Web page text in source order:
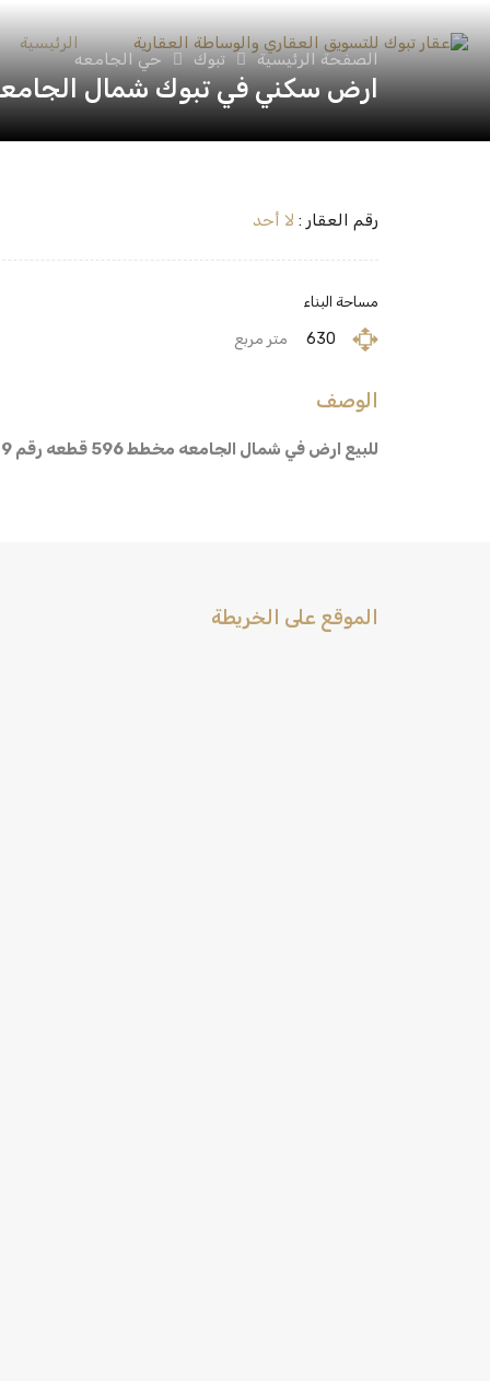
الرئيسية
الصفحة الرئيسية
تبوك حي الجامعه
ارض سكني في تبوك شمال الجامعه مخطط 596 قطعه
رقم العقار : لا أحد
مساحة البناء
630 متر مربع
الوصف
للبيع ارض في شمال الجامعه مخطط 596 قطعه رقم 679 مساحه 630 شارع 30 متر اتجاه شرقي
الموقع على الخريطة